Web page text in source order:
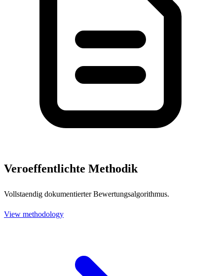
Veroeffentlichte Methodik
Vollstaendig dokumentierter Bewertungsalgorithmus.
View methodology